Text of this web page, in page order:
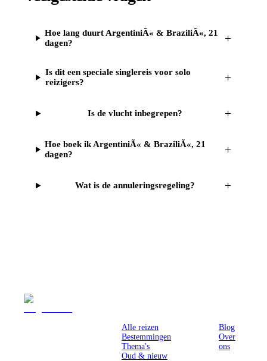
Hoe lang duurt ArgentiniÃ« & BraziliÃ«, 21
dagen?
+
Is dit een speciale singlereis voor solo
reizigers?
+
Is de vlucht inbegrepen? +
Hoe boek ik ArgentiniÃ« & BraziliÃ«, 21
dagen?
+
Wat is de annuleringsregeling? +
Alle reizen
Bestemmingen
Thema's
Oud & nieuw
Blog
Over
ons